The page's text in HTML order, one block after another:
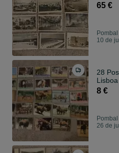
65 €
Pombal
10 de
28
Lisboa
8 €
Pombal
26 de